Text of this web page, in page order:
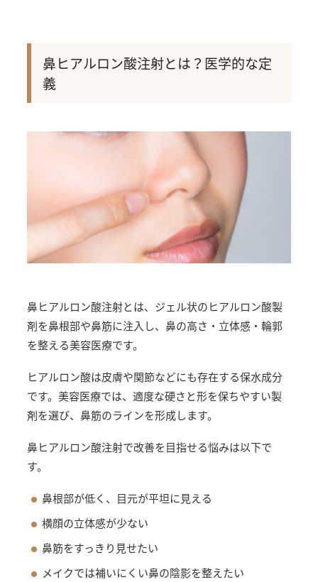
鼻ヒアルロン酸注射とは？医学的な定
義
鼻ヒアルロン酸注射とは、ジェル状のヒアルロン酸製
剤を鼻根部や鼻筋に注入し、鼻の高さ・立体感・輪郭
を整える美容医療です。
ヒアルロン酸は皮膚や関節などにも存在する保水成分
です。美容医療では、適度な硬さと形を保ちやすい製
剤を選び、鼻筋のラインを形成します。
鼻ヒアルロン酸注射で改善を目指せる悩みは以下で
す。
鼻根部が低く、目元が平坦に見える
横顔の立体感が少ない
鼻筋をすっきり見せたい
メイクでは補いにくい鼻の陰影を整えたい